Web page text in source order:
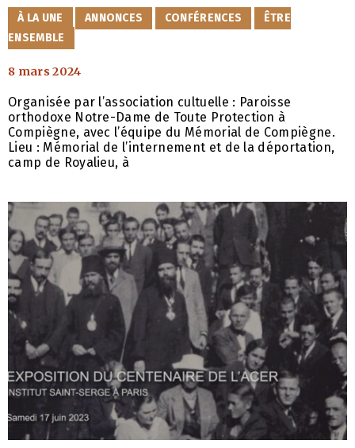
CATÉGORIES
À LA UNE ANNONCES CONFÉRENCES
ÊTRE
ENSEMBLE
8 mars 2024
Organisée par l’association cultuelle : Paroisse
orthodoxe Notre-Dame de Toute Protection à
Compiègne, avec l’équipe du Mémorial de Compiègne.
Lieu : Mémorial de l’internement et de la déportation,
camp de Royalieu, à